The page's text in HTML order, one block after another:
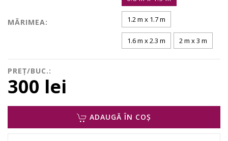
MĂRIMEA: 1.2 m x 1.7 m
1.6 m x 2.3 m 2 m x 3 m
PREȚ/BUC.:
300 lei
ADAUGĂ ÎN COȘ